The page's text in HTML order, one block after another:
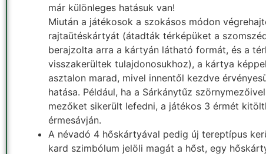
már különleges hatásuk van!
Miután a játékosok a szokásos módon
rajtaütéskártyát (átadták térképüket a
berajzolta arra a kártyán látható formát, és a
visszakerültek tulajdonosukhoz), a kártya
asztalon marad, mivel innentől kezdve
hatása. Például, ha a Sárkánytűz
mezőket sikerült lefedni, a játékos 3 érmét
érmesávján.
A névadó 4 hőskártyával pedig új tereptípus
kard szimbólum jelöli magát a hőst, egy